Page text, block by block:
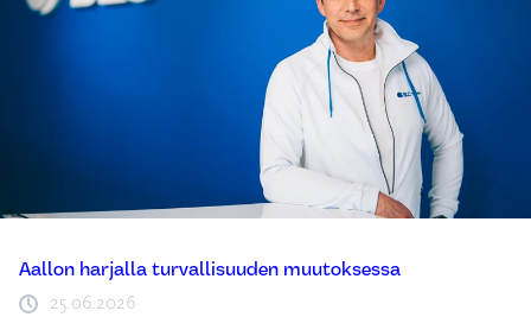
Aallon harjalla turvallisuuden muutoksessa
25.06.2026